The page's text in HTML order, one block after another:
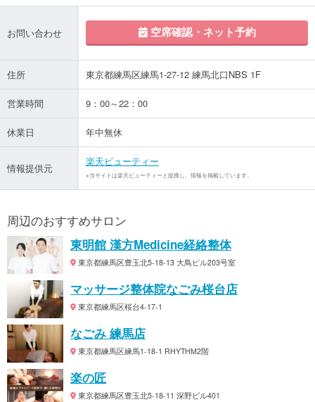
お問い合わせ 空席確認・ネット予約
住所 東京都練馬区練馬1-27-12 練馬北口NBS 1F
営業時間 9：00～22：00
休業日 年中無休
情報提供元
楽天ビューティー
※当サイトは楽天ビューティーと提携し、情報を掲載しています。
周辺のおすすめサロン
東明館 漢方Medicine経絡整体
東京都練馬区豊玉北5-18-13 大鳥ビル203号室
マッサージ整体院なごみ桜台店
東京都練馬区桜台4-17-1
なごみ 練馬店
東京都練馬区練馬1-18-1 RHYTHM2階
楽の匠
東京都練馬区豊玉北5-18-11 深野ビル401